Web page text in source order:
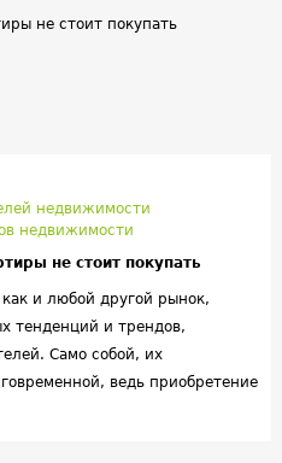
недвижимости
недвижимости
не стоит покупать
и любой другой рынок,
тенденций и трендов,
Само собой, их
ведь приобретение